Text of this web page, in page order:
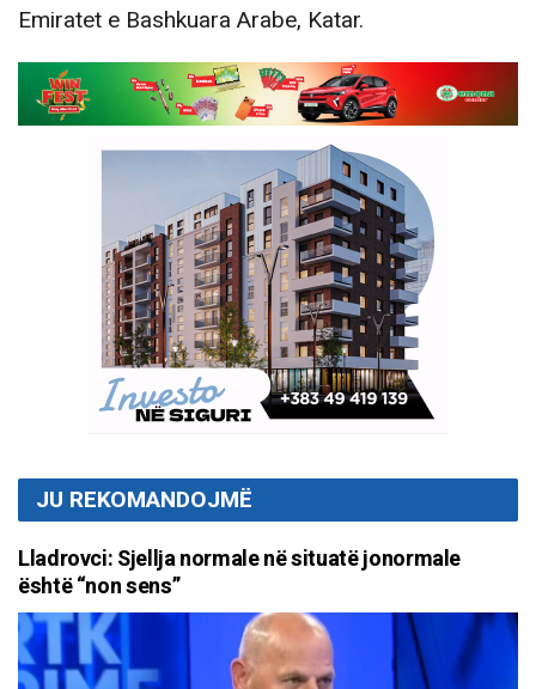
Emiratet e Bashkuara Arabe, Katar.
JU REKOMANDOJMË
Lladrovci: Sjellja normale në situatë jonormale
është “non sens”